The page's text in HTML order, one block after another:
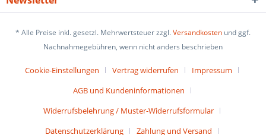
* Alle Preise inkl. gesetzl. Mehrwertsteuer zzgl.Versandkosten und ggf.
Nachnahmegebühren, wenn nicht anders beschrieben
Cookie-Einstellungen Vertrag widerrufen
Impressum
AGB und Kundeninformationen
Widerrufsbelehrung / Muster-Widerrufsformular
Datenschutzerklärung
Zahlung und Versand